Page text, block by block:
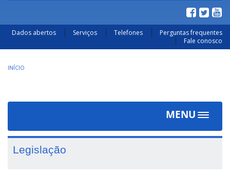
Dados abertos Serviços Telefones
Perguntas frequentes
Fale conosco
INÍCIO
MENU
Toggle
Legislação